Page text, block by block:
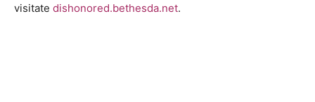
visitate dishonored.bethesda.net.